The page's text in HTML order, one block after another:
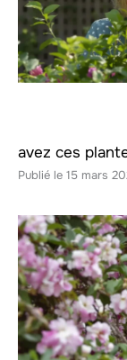
avez ces
15 mars